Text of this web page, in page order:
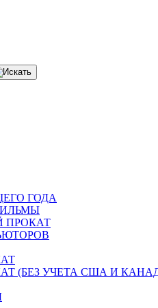
ГОДА
ПРОКАТ
(БЕЗ УЧЕТА США И